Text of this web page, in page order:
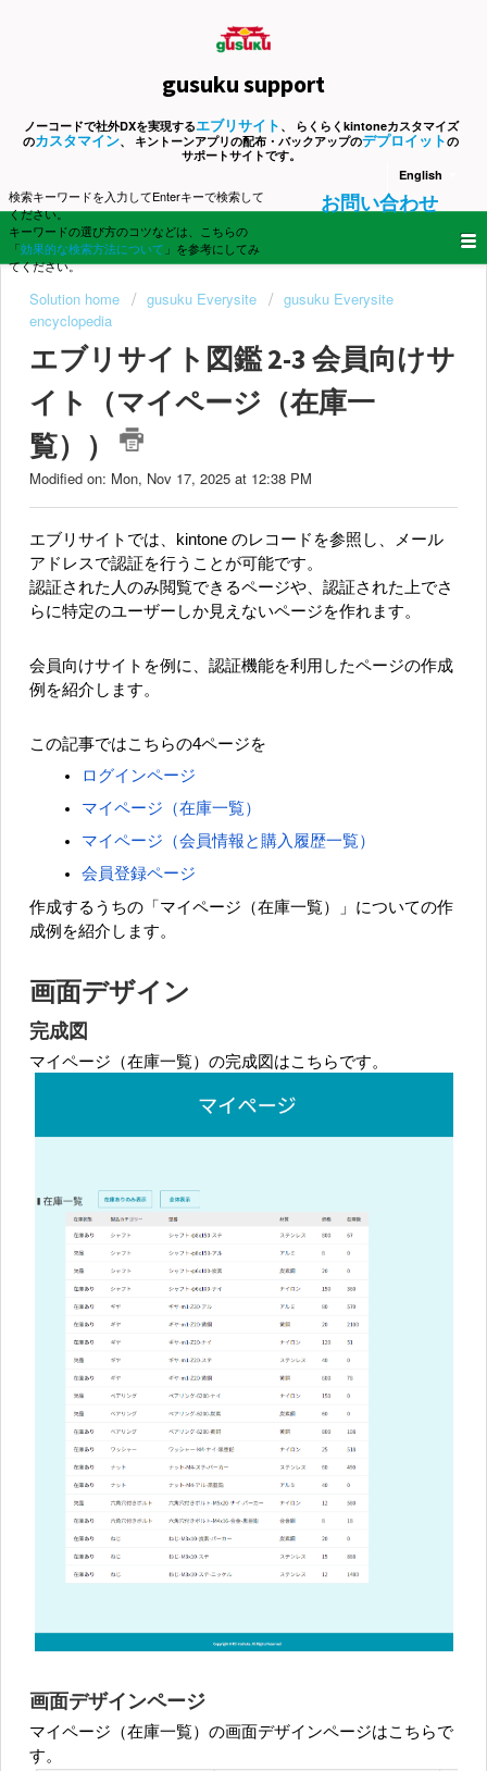
gusuku support
ノーコードで社外DXを実現するエブリサイト 、 らくらくkintoneカスタマイズ
のカスタマイン、 キントーンアプリの配布・バックアップのデプロイットの
サポートサイトです。
English
検索キーワードを入力してEnterキーで検索して
ください。
キーワードの選び方のコツなどは、こちらの
「効果的な検索方法について 」を参考にしてみ
てください。
お問い合わせ
Solution home gusuku Everysite
gusuku Everysite
encyclopedia
エブリサイト図鑑 2-3 会員向けサ
イト（マイページ（在庫一
覧））
Modified on: Mon, Nov 17, 2025 at 12:38 PM
エブリサイトでは、kintone のレコードを参照し、メール
アドレスで認証を行うことが可能です。
認証された人のみ閲覧できるページや、認証された上でさ
らに特定のユーザーしか見えないページを作れます。
会員向けサイトを例に、認証機能を利用したページの作成
例を紹介します。
この記事ではこちらの4ページを
ログインページ
マイページ（在庫一覧）
マイページ（会員情報と購入履歴一覧）
会員登録ページ
作成するうちの「マイページ（在庫一覧）」についての作
成例を紹介します。
画面デザイン
完成図
マイページ（在庫一覧）の完成図はこちらです。
画面デザインページ
マイページ（在庫一覧）の画面デザインページはこちらで
す。